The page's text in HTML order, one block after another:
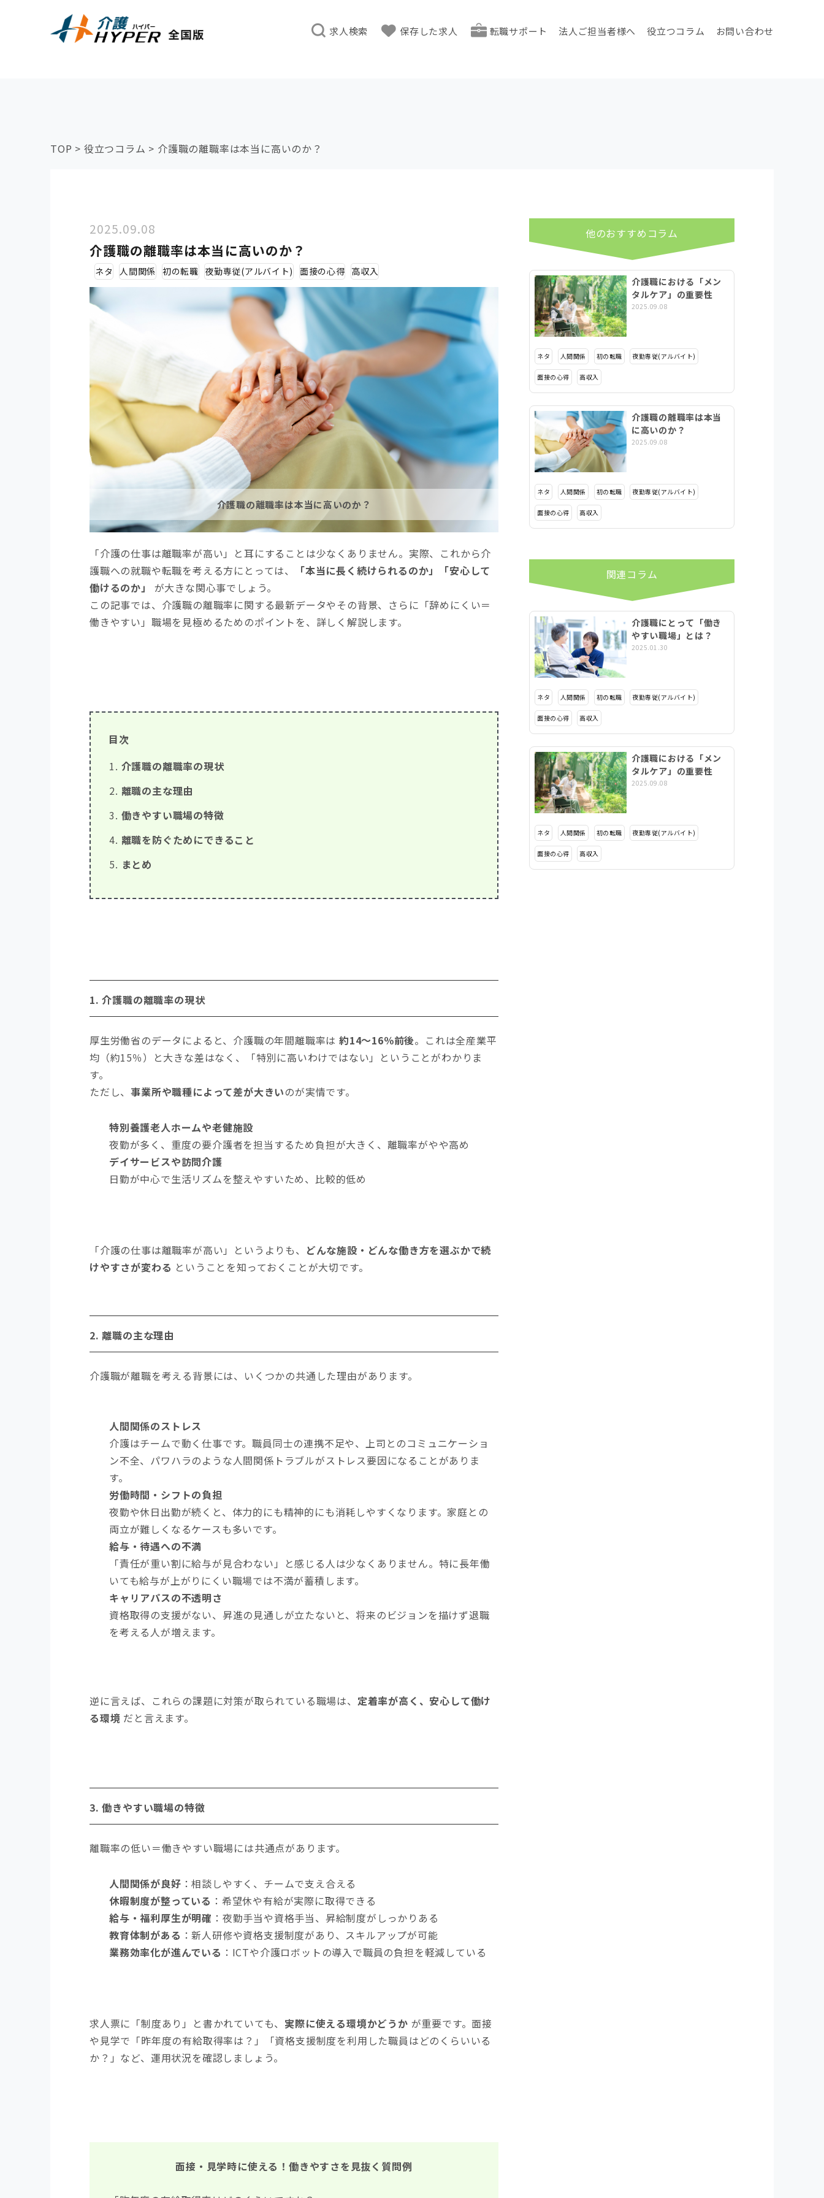
求人検索 保存した求人 転職サポート 法人ご担当者様へ 役立つコラム お問い合わせ
TOP > 役立つコラム > 介護職の離職率は本当に高いのか？
2025.09.08
介護職の離職率は本当に高いのか？
ネタ 人間関係 初の転職 夜勤専従(アルバイト) 面接の心得 高収入
介護職の離職率は本当に高いのか？
「介護の仕事は離職率が高い」と耳にすることは少なくありません。実際、これから介
護職への就職や転職を考える方にとっては、
「本当に長く続けられるのか」「安心して
働けるのか」
が大きな関心事でしょう。
この記事では、介護職の離職率に関する最新データやその背景、さらに「辞めにくい＝
働きやすい」職場を見極めるためのポイントを、詳しく解説します。
目次
介護職の離職率の現状
離職の主な理由
働きやすい職場の特徴
離職を防ぐためにできること
まとめ
1.介護職の離職率の現状
厚生労働省のデータによると、介護職の年間離職率は 約14〜16％前後。これは全産業平
均（約15％）と大きな差はなく、「特別に高いわけではない」ということがわかりま
す。
ただし、事業所や職種によって差が大きいのが実情です。
特別養護老人ホームや老健施設
夜勤が多く、重度の要介護者を担当するため負担が大きく、離職率がやや高め
デイサービスや訪問介護
日勤が中心で生活リズムを整えやすいため、比較的低め
「介護の仕事は離職率が高い」というよりも、 どんな施設・どんな働き方を選ぶかで続
けやすさが変わる ということを知っておくことが大切です。
2. 離職の主な理由
介護職が離職を考える背景には、いくつかの共通した理由があります。
人間関係のストレス
介護はチームで動く仕事です。職員同士の連携不足や、上司とのコミュニケーショ
ン不全、パワハラのような人間関係トラブルがストレス要因になることがありま
す。
労働時間・シフトの負担
夜勤や休日出勤が続くと、体力的にも精神的にも消耗しやすくなります。家庭との
両立が難しくなるケースも多いです。
給与・待遇への不満
「責任が重い割に給与が見合わない」と感じる人は少なくありません。特に長年働
いても給与が上がりにくい職場では不満が蓄積します。
キャリアパスの不透明さ
資格取得の支援がない、昇進の見通しが立たないと、将来のビジョンを描けず退職
を考える人が増えます。
逆に言えば、これらの課題に対策が取られている職場は、 定着率が高く、安心して働け
る環境 だと言えます。
3.働きやすい職場の特徴
離職率の低い＝働きやすい職場には共通点があります。
人間関係が良好 ：相談しやすく、チームで支え合える
休暇制度が整っている ：希望休や有給が実際に取得できる
給与・福利厚生が明確 ：夜勤手当や資格手当、昇給制度がしっかりある
教育体制がある ：新人研修や資格支援制度があり、スキルアップが可能
業務効率化が進んでいる ：ICTや介護ロボットの導入で職員の負担を軽減している
求人票に「制度あり」と書かれていても、 実際に使える環境かどうか が重要です。面接
や見学で「昨年度の有給取得率は？」「資格支援制度を利用した職員はどのくらいいる
か？」など、運用状況を確認しましょう。
面接・見学時に使える！働きやすさを見抜く質問例
他のおすすめコラム
介護職における「メン
タルケア」の重要性
2025.09.08
ネタ 人間関係 初の転職 夜勤専従(アルバイト)
面接の心得 高収入
介護職の離職率は本当
に高いのか？
2025.09.08
ネタ 人間関係 初の転職 夜勤専従(アルバイト)
面接の心得 高収入
関連コラム
介護職にとって「働き
やすい職場」とは？
2025.01.30
ネタ 人間関係 初の転職 夜勤専従(アルバイト)
面接の心得 高収入
介護職における「メン
タルケア」の重要性
2025.09.08
ネタ 人間関係 初の転職 夜勤専従(アルバイト)
面接の心得 高収入